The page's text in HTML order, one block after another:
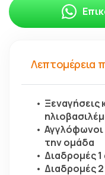
Λεπτομέρεια
Ξεναγήσεις
την ομάδα
Διαδρομές
Διαδρομές